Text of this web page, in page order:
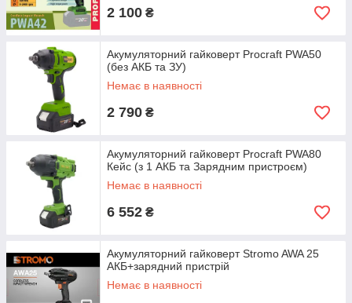
2 100 ₴
Акумуляторний гайковерт Procraft PWA50
(без АКБ та ЗУ)
Немає в наявності
2 790 ₴
Акумуляторний гайковерт Procraft PWA80
Кейс (з 1 АКБ та Зарядним пристроєм)
Немає в наявності
6 552 ₴
Акумуляторний гайковерт Stromo AWA 25
АКБ+зарядний пристрій
Немає в наявності